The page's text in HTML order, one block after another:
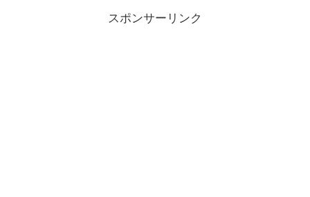
スポンサーリンク